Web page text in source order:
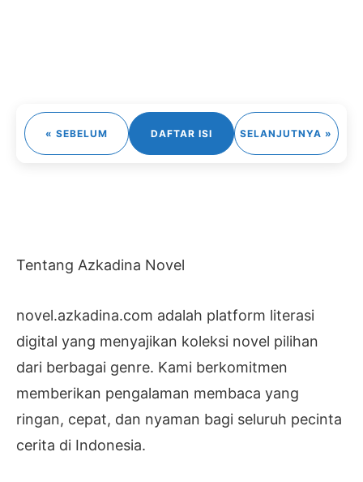
« SEBELUM DAFTAR ISI SELANJUTNYA »
Tentang Azkadina Novel
novel.azkadina.com adalah platform literasi
digital yang menyajikan koleksi novel pilihan
dari berbagai genre. Kami berkomitmen
memberikan pengalaman membaca yang
ringan, cepat, dan nyaman bagi seluruh pecinta
cerita di Indonesia.